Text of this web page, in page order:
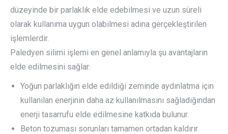
düzeyinde bir parlaklık elde edebilmesi ve uzun süreli
olarak kullanıma uygun olabilmesi adına gerçekleştirilen
işlemlerdir.
Paledyen silimi işlemi en genel anlamıyla şu avantajların
elde edilmesini sağlar:
Yoğun parlaklığın elde edildiği zeminde aydınlatma için
kullanılan enerjinin daha az kullanılmasını sağladığından
enerji tasarrufu elde edilmesine katkıda bulunur.
Beton tozuması sorunları tamamen ortadan kaldırır.